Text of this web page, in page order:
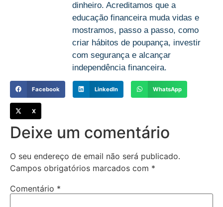
dinheiro. Acreditamos que a
educação financeira muda vidas e
mostramos, passo a passo, como
criar hábitos de poupança, investir
com segurança e alcançar
independência financeira.
Facebook LinkedIn WhatsApp
X
Deixe um comentário
O seu endereço de email não será publicado.
Campos obrigatórios marcados com *
Comentário *